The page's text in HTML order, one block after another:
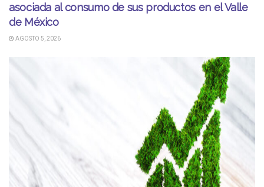
asociada al consumo de sus productos en el Valle
de México
AGOSTO 5, 2026